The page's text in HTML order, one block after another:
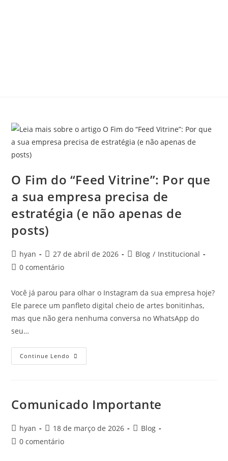
O Fim do “Feed Vitrine”: Por que
a sua empresa precisa de
estratégia (e não apenas de
posts)
hyan 27 de abril de 2026 Blog / Institucional
0 comentário
Você já parou para olhar o Instagram da sua empresa hoje?
Ele parece um panfleto digital cheio de artes bonitinhas,
mas que não gera nenhuma conversa no WhatsApp do
seu…
Continue Lendo
Comunicado Importante
hyan 18 de março de 2026
Blog
0 comentário